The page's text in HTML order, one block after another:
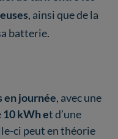
, ainsi que de la
batterie.
en journée, avec une
10 kWh et d’une
ci peut en théorie